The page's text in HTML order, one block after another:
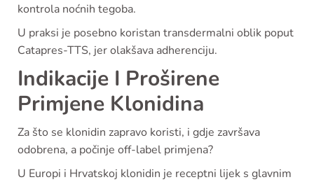
kontrola noćnih tegoba.
U praksi je posebno koristan transdermalni oblik poput
Catapres-TTS, jer olakšava adherenciju.
Indikacije I Proširene
Primjene Klonidina
Za što se klonidin zapravo koristi, i gdje završava
odobrena, a počinje off-label primjena?
U Europi i Hrvatskoj klonidin je receptni lijek s glavnim